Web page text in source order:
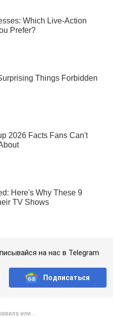
на нас в Telegram
Подписаться
или...